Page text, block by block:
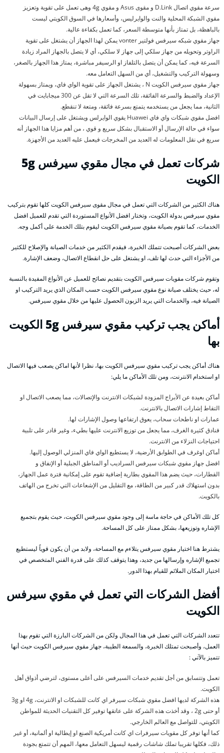
سرعة مقوي اتصال D.Link و مقوى Asus و مقوي 4g وهى تعمل على تقوية وتعزيز
مقوي الشبكة المحلية والنت والوايرليس، وأسعارها في السوق الكويتي ليست
بالباهظة، بل تمتاز بأنها متوسطة السعر، كما تعمل بكفاءة عالية.
جهاز مقوي شبكه سيرفس فولتير vonter يمكن لهذا الجهاز أن يشتغل على تقوية
الراوتر وتحويله من جهاز سلكي إلى جهاز لا سلكي، أي لا يتصل بالجهاز المراد زيادة
السرعة فيه، كما يمكن أن يتصل بالتلفاز او الرسيفر مباشرة، يمتاز هذا الجهاز بالصغر،
وسهولة التركيب والتشغيل، أي من السهل التعامل معه.
جهاز مقوي سيرفس الكويت N ، يشتغل الجهاز على تقوية الواي فاي، ويمتاز بسهولة
الإعداد والضبط والسرعة الفائقة، تلك السرعة التي لا تقل عن 300 ميجابايت في
الثانية، مما يجعل من يستخدمه يتمتع بسرعة فائقة، ومتعة لا تنقطع.
افضل مقوي شبكات واي فاي Huawei يقوي الوايرلس ويشتغل على إرسال البيانات
سواء في حالة الإرسال أو الاستقبال بشكل سريع و قوي ، من أهم مزايا هذا الجهاز أنه
سريع في نقل المعلومات له العديد من المخرجات فيعمل عليه العديد من الأجهزة.
شركات تعمل في مجال مقوي سيرفس 5g
الكويت
هناك الكثير من الشركات التي تعمل في مجال مقوى سيرفس الكويت كلها تقوم بتركيب
مقوي سيرفس بدولة الكويت، وتختار افضل الأنواع المستوردة التي تقدم للعميل افضل
الخدمات، كما تقوم بصيانة مقوي سيرفس الكويت ليقوم بتلك الخدمة على أكمل وجه.
بعض الشركات أصبحت تتملك الخبرة، فيقدم الكثير من خدمات الصيانة والإصلاح للكثير
من الأجزاء التي حدث لها تلف، او يشتغل على حل انقطاع الاتصال، وضعف الإشارة.
وتقوم شركات مقويات سيرفس الكويت بتقديم نصائح للعميل عن الأنواع المفيدة بالنسبة
له، حيث يختلف صيانة نوع مقوي سيرفس الكويت حسب المكان الذي يريد التركيب او
الصيانة فيه، والخدمات التي يريد الزبون الحصول عليها من خلال مقوي سيرفس.
أماكن يجب تركيب مقوي سيرفس 5g الكويت
بها
هناك أماكن يجب تركيب مقوي سيرفس الكويت بها، نظرا لأنها اماكن يصعب فيها الاتصال
او استخدام الانترنت، ومن تلك الأماكن ما يلي:
أماكن بعيدة عن الأبراج المزودة لشبكات الانترنت والإتصالات، مما يصعب الاتصال او
التقاط إشارات الاتصال بالانترنت.
عمارات او ناطحات سحاب، يعوق ارتفاعها وصول الإشارات لها.
فنادق كثيرة الغرف، مما يجعل من توزيع الانترنت عليها بطيء، وغير قادر على تلبية
احتياجات النزلاء من الانترنت.
أماكن اوغرف في الطوابق الأرضية، لا يستطيع الواي فاي المنزلي الوصول إليها.
افضل جهاز مقوي شبكات سيرفس السراديب أو المناطق الجبلية أو الإنفاق و
القطارات، حيث يضم هذا المقوي بطارية إضافية تقوم على إمكانية فترة عمل الجهاز،
بدون استهلاك قدر كبير من الطاقة، مع التقليل من الإشعاعات التي تخرج من الهاتف
بالكويت.
كل تلك الأماكن في حاجة ماسة إلى وجود مقوي سيرفس الكويت، حيث يقوم بتجميع
الإشاره وتوزيعها، بشكل ممتاز على كل المساحة.
يشترط هنا اختيار مقوي سيرفس يتلاءم مع المساحة، ولابد من أن يكون قوياً ليستطيع
تجميع الإشاره وإرسالها من جديد، وهذا يتوقف كذلك على قدرة الفني المتخصص في
اختيار المكان الملائم للقيام بهذا الدور.
أفضل الشركات التي تعمل في مقوي سيرفس
الكويت
تتعدد الشركات التي تعمل في هذا المجال ولكن من الشركات البارزة التي تقوم بهذا
العمل، وأصبحت تمتلك الخبرة، والسمعة الطيبة، جهاز مقوي سيرفس الكويت حيث أنها
تتميز بالآتي :
تعمل وتتسابق من أجل تقديم خدمات السيرفس على أعلى مستوى، لترضي أذواق أهل
الكويت.
هذه الشركة لديها افضل مقوي شبكات سيرفر اي كانت للشبكات او الانترنت، 4g او 3g
أو حتى 2g ، وقد أخذت هذه الشركة على عاتقها توفير كل التقنيات الحديثة للمواطن
الكويتي، للتواصل مع العالم الخارجي.
كما أنها توفر كل مقويات سيرفرات اي كانت أمريكية الصنع او إيطالية او ألمانية، أو غير
ذلك، فكلها تقريبا تملك شاشات رقمية ليسهل التعامل معها، المهم أن تتمتع بجودة